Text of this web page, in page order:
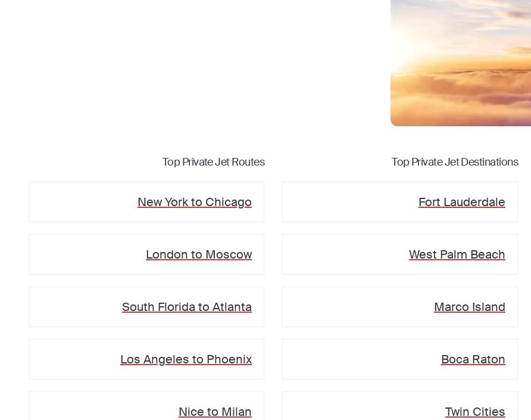
Top Private Jet Destinations
Fort Lauderdale
West Palm Beach
Marco Island
Boca Raton
Twin Cities
Top Private Jet Routes
New Yorkto Chicago
London to Moscow
South Florida to Atlanta
Los Angeles to Phoenix
Nice to Milan